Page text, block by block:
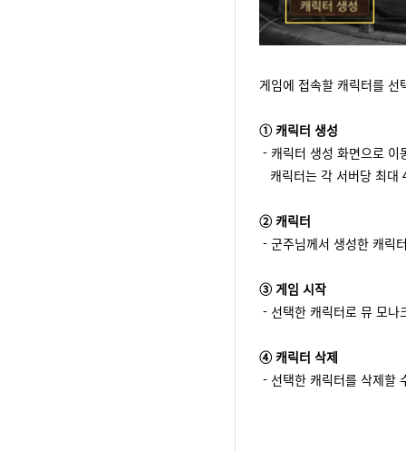
게임에 접속할 캐릭터를 선
① 캐릭터 생성
- 캐릭터 생성 화면으로 이
캐릭터는 각 서버당 최대
② 캐릭터
- 군주님께서 생성한 캐릭
③ 게임 시작
- 선택한 캐릭터로 뮤 모나
④ 캐릭터 삭제
- 선택한 캐릭터를 삭제할